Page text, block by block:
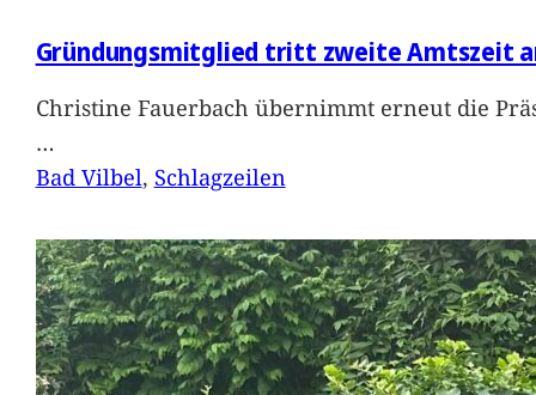
Gründungsmitglied tritt zweite Amtszeit
Christine Fauerbach übernimmt erneut die
…
Bad Vilbel, Schlagzeilen